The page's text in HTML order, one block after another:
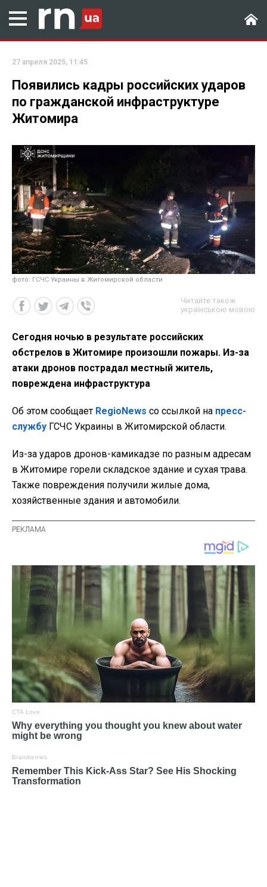
27 апреля 2025, 11:45
Появились кадры российских ударов
по гражданской инфраструктуре
Житомира
фото: ГСЧС Украины в Житомирской области
Читайте також
українською мовою
Сегодня ночью в результате российских
обстрелов в Житомире произошли пожары. Из-за
атаки дронов пострадал местный житель,
повреждена инфраструктура
Об этом сообщает RegioNews со ссылкой на пресс-
службу ГСЧС Украины в Житомирской области.
Из-за ударов дронов-камикадзе по разным адресам
в Житомире горели складское здание и сухая трава.
Также повреждения получили жилые дома,
хозяйственные здания и автомобили.